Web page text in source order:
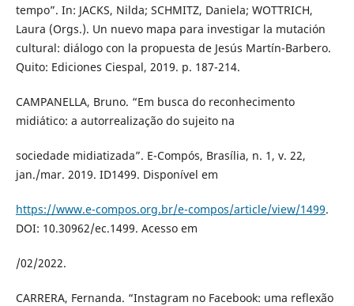
tempo”. In: JACKS, Nilda; SCHMITZ, Daniela; WOTTRICH,
Laura (Orgs.). Un nuevo mapa para investigar la mutación
cultural: diálogo con la propuesta de Jesús Martín-Barbero.
Quito: Ediciones Ciespal, 2019. p. 187-214.
CAMPANELLA, Bruno. “Em busca do reconhecimento
midiático: a autorrealização do sujeito na
sociedade midiatizada”. E-Compós, Brasília, n. 1, v. 22,
jan./mar. 2019. ID1499. Disponível em
https://www.e-compos.org.br/e-compos/article/view/1499.
DOI: 10.30962/ec.1499. Acesso em
/02/2022.
CARRERA, Fernanda. “Instagram no Facebook: uma reflexão